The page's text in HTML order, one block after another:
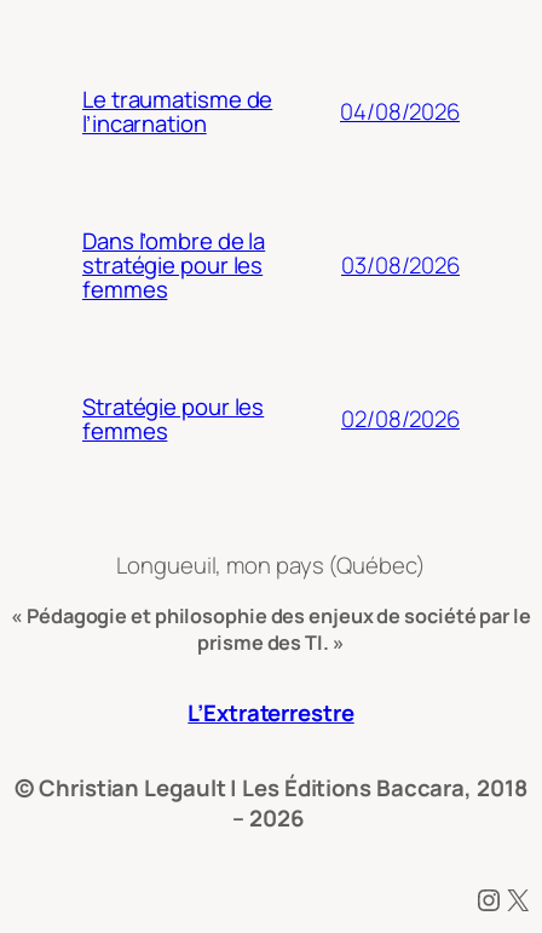
Le traumatisme de
l’incarnation 04/08/2026
Dans l’ombre de la
stratégie pour les
femmes
03/08/2026
Stratégie pour les
femmes 02/08/2026
Longueuil, mon pays (Québec)
« Pédagogie et philosophie des enjeux de société par le
prisme des TI. »
L’Extraterrestre
© Christian Legault | Les Éditions Baccara, 2018
– 2026
Instagram X